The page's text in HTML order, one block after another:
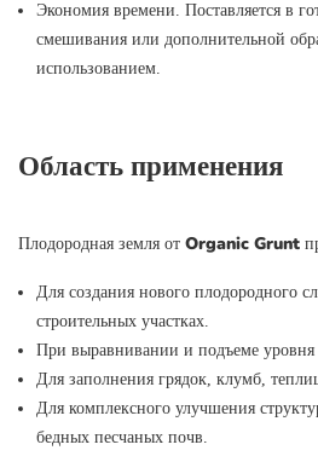
Экономия времени. Поставляется в
смешивания или дополнительной
использованием.
Область применения
Плодородная земля от Organic Grunt
Для создания нового плодородного
строительных участках.
При выравнивании и подъеме уровня
Для заполнения грядок, клумб,
Для комплексного улучшения
бедных песчаных почв.